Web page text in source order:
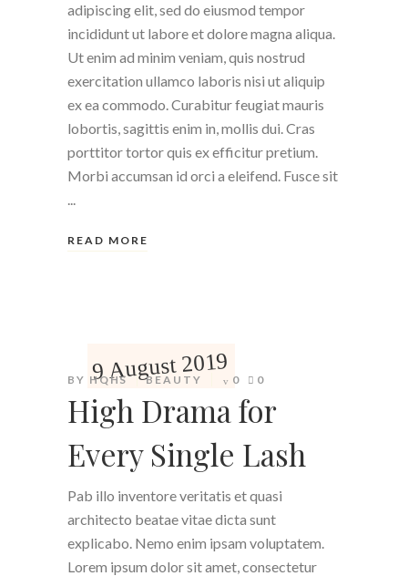
adipiscing elit, sed do eiusmod tempor
incididunt ut labore et dolore magna aliqua.
Ut enim ad minim veniam, quis nostrud
exercitation ullamco laboris nisi ut aliquip
ex ea commodo. Curabitur feugiat mauris
lobortis, sagittis enim in, mollis dui. Cras
porttitor tortor quis ex efficitur pretium.
Morbi accumsan id orci a eleifend. Fusce sit
READ MORE
9 August 2019
BY HQHS BEAUTY 0 0
High Drama for
Every Single Lash
Pab illo inventore veritatis et quasi
architecto beatae vitae dicta sunt
explicabo. Nemo enim ipsam voluptatem.
Lorem ipsum dolor sit amet, consectetur